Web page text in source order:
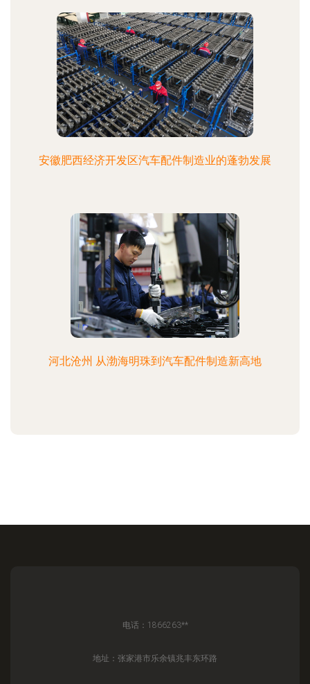
安徽肥西经济开发区汽车配件制造业的蓬勃发展
河北沧州 从渤海明珠到汽车配件制造新高地
电话：1866263**
地址：张家港市乐余镇兆丰东环路